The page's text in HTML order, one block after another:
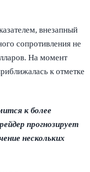
внезапный
сопротивления не
На момент
к отметке
к более
прогнозирует
нескольких